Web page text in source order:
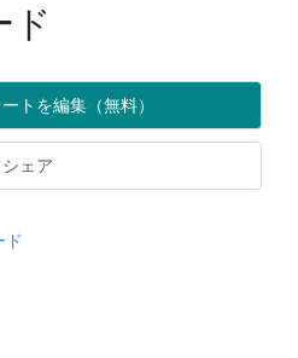
ド
トを編集（無料）
シェア
ド